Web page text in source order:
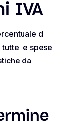
IVA
di
le spese
da